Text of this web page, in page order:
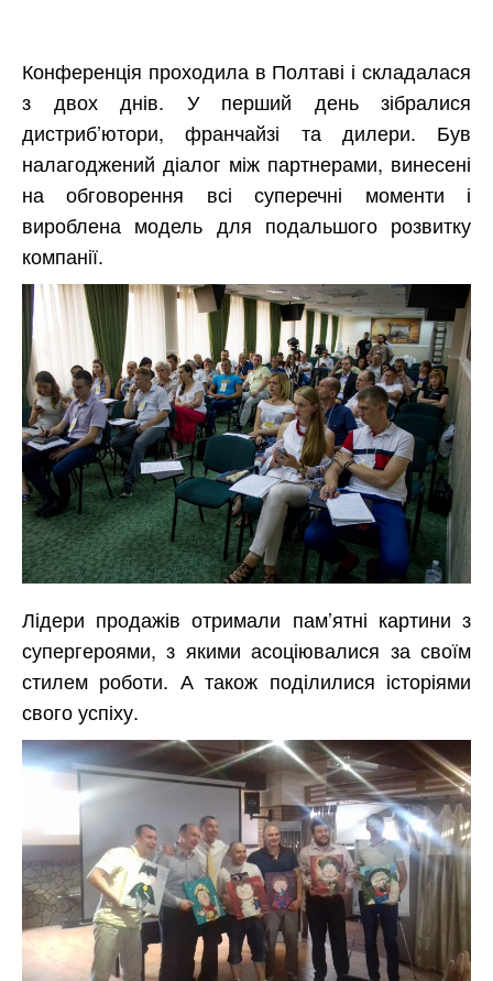
Конференція проходила в Полтаві і складалася
з двох днів. У перший день зібралися
дистриб’ютори, франчайзі та дилери. Був
налагоджений діалог між партнерами, винесені
на обговорення всі суперечні моменти і
вироблена модель для подальшого розвитку
компанії.
Лідери продажів отримали пам’ятні картини з
супергероями, з якими асоціювалися за своїм
стилем роботи. А також поділилися історіями
свого успіху.